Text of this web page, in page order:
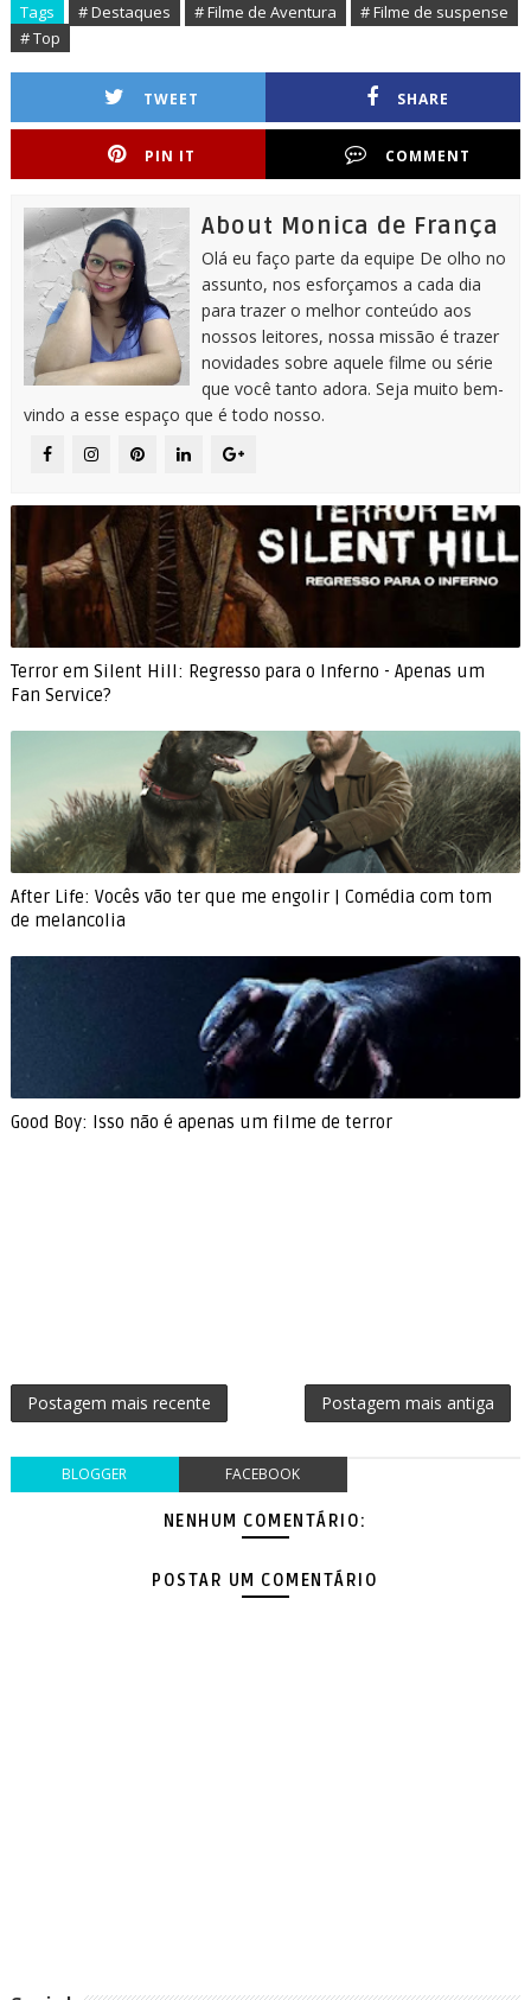
Tags # Destaques # Filme de Aventura
# Filme de suspense
# Top
TWEET SHARE
PIN IT COMMENT
About Monica de França
Olá eu faço parte da equipe De olho no
assunto, nos esforçamos a cada dia
para trazer o melhor conteúdo aos
nossos leitores, nossa missão é trazer
novidades sobre aquele filme ou série
que você tanto adora. Seja muito bem-
vindo a esse espaço que é todo nosso.
Terror em Silent Hill: Regresso para o Inferno - Apenas um
Fan Service?
After Life: Vocês vão ter que me engolir | Comédia com tom
de melancolia
Good Boy: Isso não é apenas um filme de terror
Postagem mais recente Postagem mais antiga
BLOGGER FACEBOOK
NENHUM COMENTÁRIO:
POSTAR UM COMENTÁRIO